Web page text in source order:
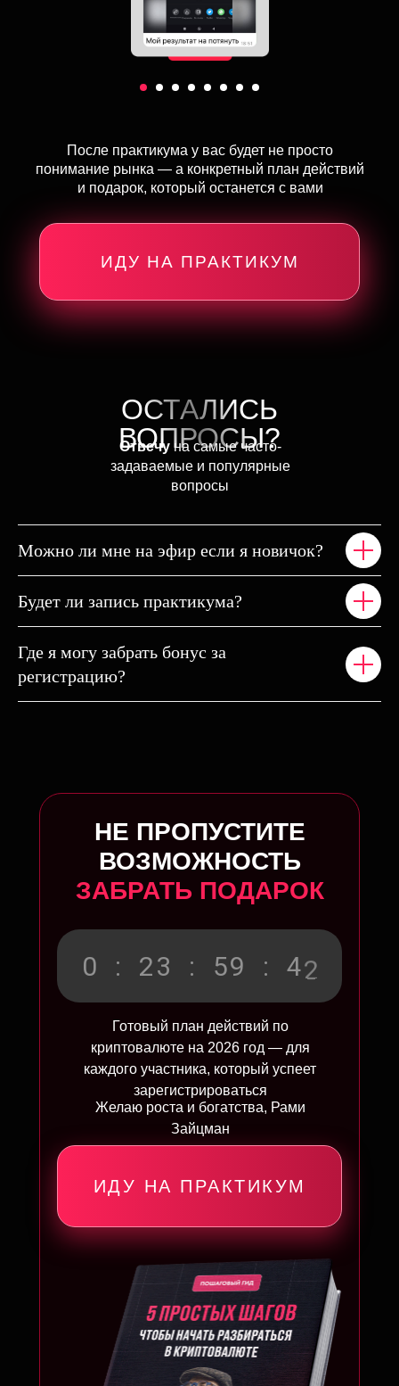
После практикума у вас будет не просто
понимание рынка — а конкретный план действий
и подарок, который останется с вами
ИДУ НА ПРАКТИКУМ
Отвечу на самые часто-
задаваемые и популярные
вопросы
ОСТАЛИСЬ
ВОПРОСЫ?
Можно ли мне на эфир если я новичок?
Будет ли запись практикума?
Где я могу забрать бонус за
регистрацию?
Напоминаю что твой
за регистрацию сгорит
НЕ ПРОПУСТИТЕ
ВОЗМОЖНОСТЬ
ЗАБРАТЬ ПОДАРОК
Готовый план действий по
криптовалюте на 2026 год — для
каждого участника, который успеет
зарегистрироваться
Желаю роста и богатства, Рами
Зайцман
ИДУ НА ПРАКТИКУМ
23 : 59
0 : 23 : 59 : 40